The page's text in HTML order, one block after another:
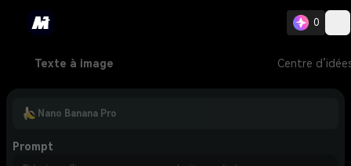
0
Texte à image Centre
Nano Banana Pro
Prompt